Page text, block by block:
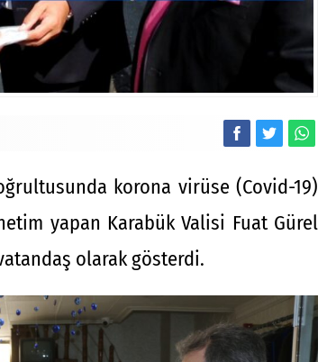
korona virüse (Covid-19)
yapan Karabük Valisi Fuat Gürel
olarak gösterdi.